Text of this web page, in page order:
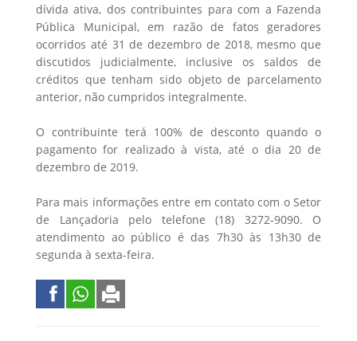
dívida ativa, dos contribuintes para com a Fazenda
Pública Municipal, em razão de fatos geradores
ocorridos até 31 de dezembro de 2018, mesmo que
discutidos judicialmente, inclusive os saldos de
créditos que tenham sido objeto de parcelamento
anterior, não cumpridos integralmente.
O contribuinte terá 100% de desconto quando o
pagamento for realizado à vista, até o dia 20 de
dezembro de 2019.
Para mais informações entre em contato com o Setor
de Lançadoria pelo telefone (18) 3272-9090. O
atendimento ao público é das 7h30 às 13h30 de
segunda à sexta-feira.